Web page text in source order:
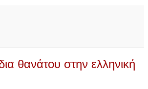
θανάτου στην ελληνική